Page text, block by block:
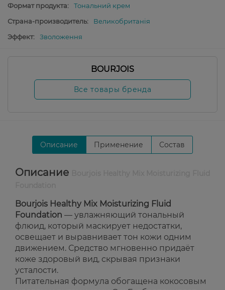
Формат продукта:
Тональний крем
Страна-производитель:
Великобританія
Эффект:
Зволоження
BOURJOIS
Все товары бренда
Описание Применение Состав
Описание
Bourjois Healthy Mix Moisturizing Fluid
Foundation — увлажняющий тональный
флюид, который маскирует недостатки,
освещает и выравнивает тон кожи одним
движением. Средство мгновенно придаёт
коже здоровый вид, скрывая признаки
усталости.
Питательная формула обогащена кокосовым